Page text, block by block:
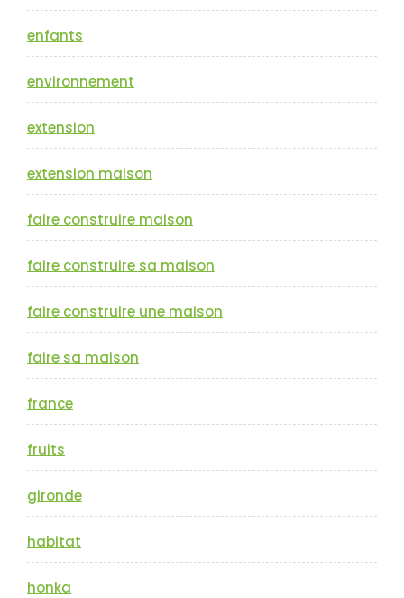
enfants
environnement
extension
extension maison
faire construire maison
faire construire sa maison
faire construire une maison
faire sa maison
france
fruits
gironde
habitat
honka